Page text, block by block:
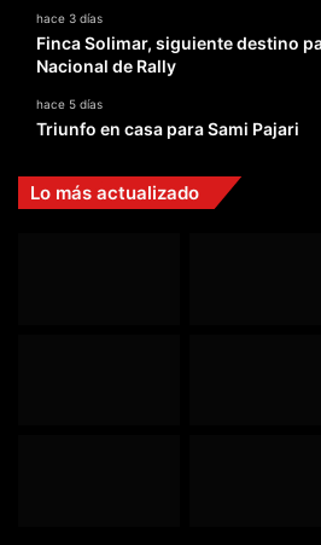
hace 3 días
Finca Solimar, siguiente destino
Nacional de Rally
hace 5 días
Triunfo en casa para Sami Pajari
Lo más actualizado